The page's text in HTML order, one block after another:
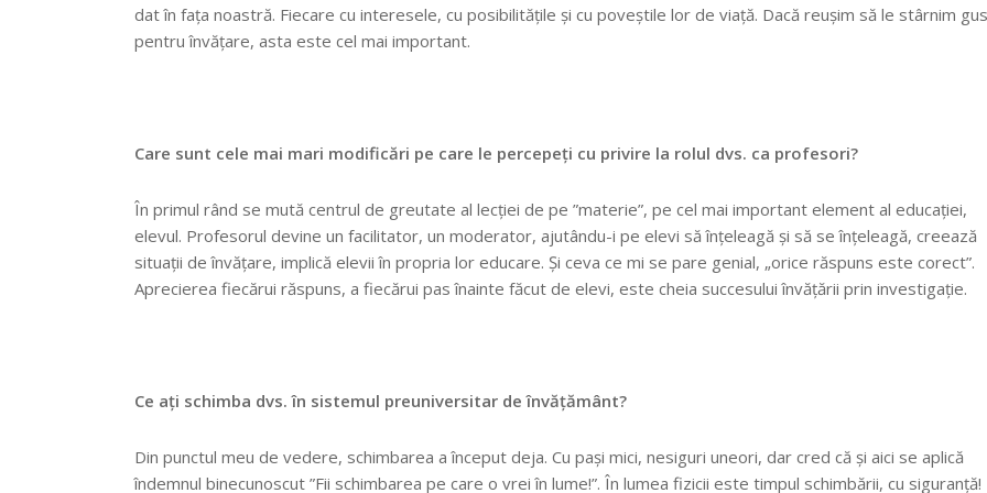
dat în fața noastră. Fiecare cu interesele, cu posibilitățile și cu poveștile lor de viață. Dacă reușim să le stârnim
pentru învățare, asta este cel mai important.
Care sunt cele mai mari modificări pe care le percepeți cu privire la rolul dvs. ca profesori?
În primul rând se mută centrul de greutate al lecției de pe ”materie”, pe cel mai important element al educației,
elevul. Profesorul devine un facilitator, un moderator, ajutându-i pe elevi să înțeleagă și să se înțeleagă, creează
situații de învățare, implică elevii în propria lor educare. Și ceva ce mi se pare genial, „orice răspuns este corect”.
Aprecierea fiecărui răspuns, a fiecărui pas înainte făcut de elevi, este cheia succesului învățării prin investigație.
Ce ați schimba dvs. în sistemul preuniversitar de învățământ?
Din punctul meu de vedere, schimbarea a început deja. Cu pași mici, nesiguri uneori, dar cred că și aici se aplică
îndemnul binecunoscut ”Fii schimbarea pe care o vrei în lume!”. În lumea fizicii este timpul schimbării, cu siguranță!